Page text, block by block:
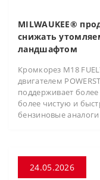
MILWAUKEE®
снижать
ландшафтом
Кромкорез M18
двигателем
поддерживает
более чистую и
бензиновые
24.05.2026